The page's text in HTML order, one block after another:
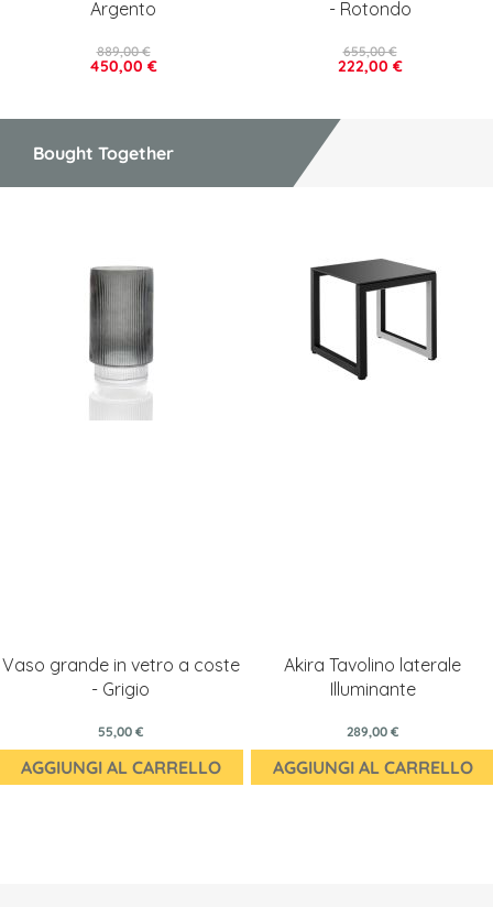
Argento
450,00 €
889,00 €
- Rotondo
222,00 €
655,00 €
Bought Together
Vaso grande in vetro a coste
- Grigio
55,00 €
AGGIUNGI AL CARRELLO
Akira Tavolino laterale
Illuminante
289,00 €
AGGIUNGI AL CARRELLO